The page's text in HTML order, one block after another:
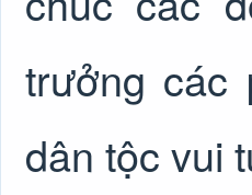
trưởng các
dân tộc vui